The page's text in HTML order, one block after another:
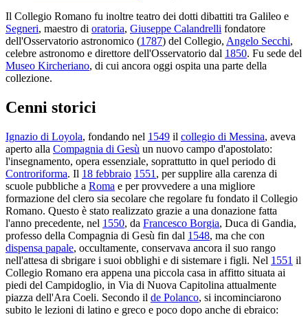
Il Collegio Romano fu inoltre teatro dei dotti dibattiti tra Galileo e
Segneri, maestro di oratoria, Giuseppe Calandrelli fondatore
dell'Osservatorio astronomico (1787) del Collegio, Angelo Secchi,
celebre astronomo e direttore dell'Osservatorio dal 1850. Fu sede del
Museo Kircheriano, di cui ancora oggi ospita una parte della
collezione.
Cenni storici
Ignazio di Loyola, fondando nel 1549 il collegio di Messina, aveva
aperto alla Compagnia di Gesù un nuovo campo d'apostolato:
l'insegnamento, opera essenziale, soprattutto in quel periodo di
Controriforma. Il 18 febbraio 1551 , per supplire alla carenza di
scuole pubbliche a Roma e per provvedere a una migliore
formazione del clero sia secolare che regolare fu fondato il Collegio
Romano. Questo è stato realizzato grazie a una donazione fatta
l'anno precedente, nel 1550, da Francesco Borgia, Duca di Gandia,
professo della Compagnia di Gesù fin dal 1548, ma che con
dispensa papale, occultamente, conservava ancora il suo rango
nell'attesa di sbrigare i suoi obblighi e di sistemare i figli. Nel 1551 il
Collegio Romano era appena una piccola casa in affitto situata ai
piedi del Campidoglio, in Via di Nuova Capitolina attualmente
piazza dell'Ara Coeli. Secondo il de Polanco, si incominciarono
subito le lezioni di latino e greco e poco dopo anche di ebraico: